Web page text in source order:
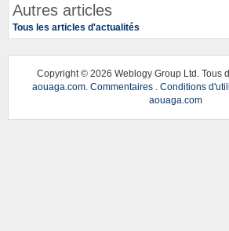
Autres articles
Tous les articles d'actualités
Copyright © 2026 Weblogy Group Ltd. Tous
aouaga.com. Commentaires. Conditions
aouaga.com